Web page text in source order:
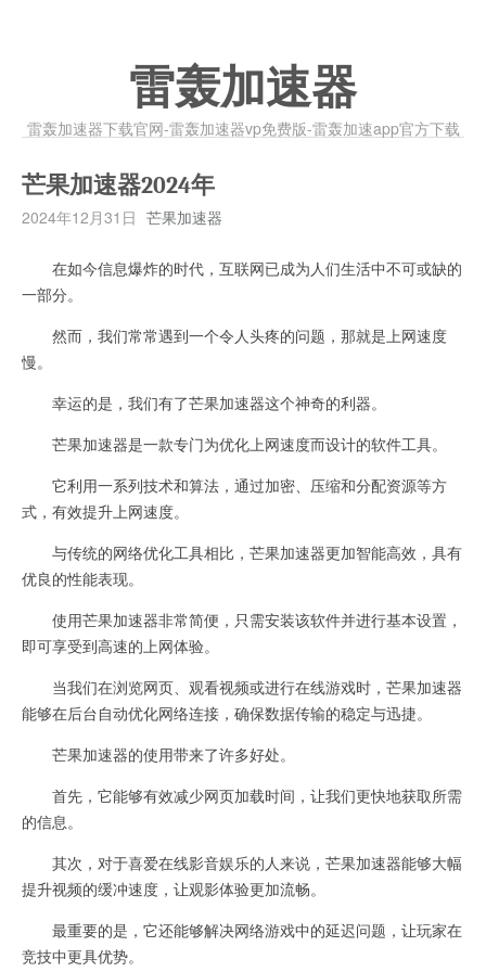
雷轰加速器
雷轰加速器下载官网-雷轰加速器vp免费版-雷轰加速app官方下载
芒果加速器2024年
2024年12月31日 芒果加速器
在如今信息爆炸的时代，互联网已成为人们生活中不可或缺的
一部分。
然而，我们常常遇到一个令人头疼的问题，那就是上网速度
慢。
幸运的是，我们有了芒果加速器这个神奇的利器。
芒果加速器是一款专门为优化上网速度而设计的软件工具。
它利用一系列技术和算法，通过加密、压缩和分配资源等方
式，有效提升上网速度。
与传统的网络优化工具相比，芒果加速器更加智能高效，具有
优良的性能表现。
使用芒果加速器非常简便，只需安装该软件并进行基本设置，
即可享受到高速的上网体验。
当我们在浏览网页、观看视频或进行在线游戏时，芒果加速器
能够在后台自动优化网络连接，确保数据传输的稳定与迅捷。
芒果加速器的使用带来了许多好处。
首先，它能够有效减少网页加载时间，让我们更快地获取所需
的信息。
其次，对于喜爱在线影音娱乐的人来说，芒果加速器能够大幅
提升视频的缓冲速度，让观影体验更加流畅。
最重要的是，它还能够解决网络游戏中的延迟问题，让玩家在
竞技中更具优势。